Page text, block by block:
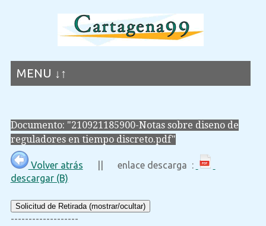
MENU ↓↑
Documento: "210921185900-Notas sobre diseno de
reguladores en tiempo discreto.pdf"
Volver atrás || enlace descarga :
descargar (B)
Solicitud de Retirada (mostrar/ocultar)
-------------------